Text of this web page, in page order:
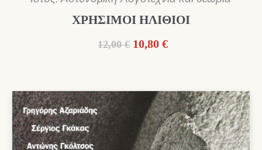
ΧΡΗΣΙΜΟΙ ΗΛΙΘΙΟΙ
12,00 € Original
12,00 €.
10,80 €Η
είναι:
10,80 €.